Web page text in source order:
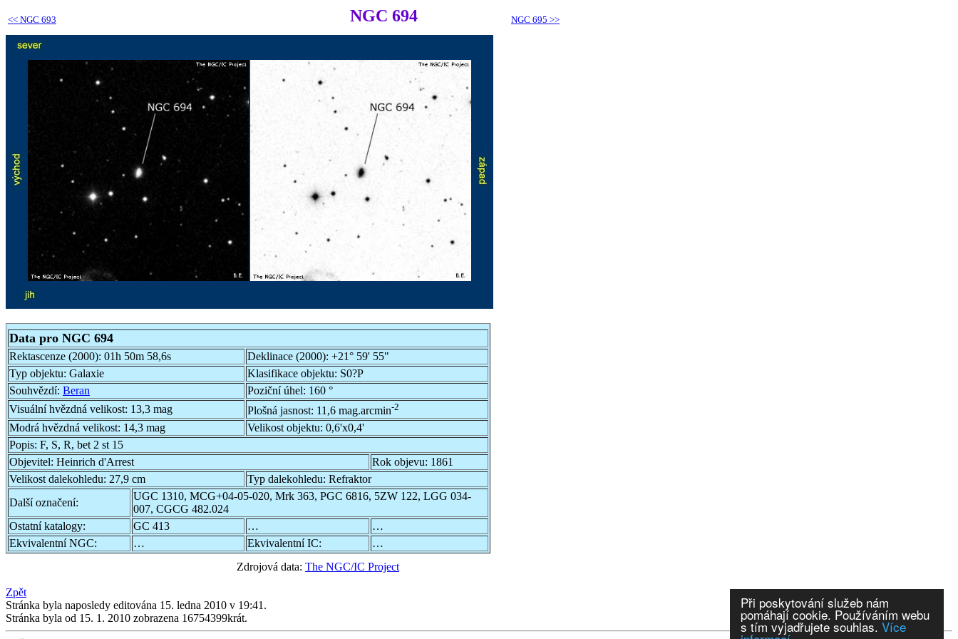
Při poskytování služeb nám
pomáhají cookie. Používáním webu
s tím vyjadřujete souhlas. Více
<< NGC 693 NGC 694 NGC 695 >>
Data pro NGC 694
Rektascenze (2000): 01h 50m 58,6s Deklinace (2000): +21° 59' 55"
Typ objektu: Galaxie Klasifikace objektu: S0?P
Souhvězdí: Beran Poziční úhel: 160 °
Visuální hvězdná velikost: 13,3 mag Plošná jasnost: 11,6 mag.arcmin-2
Modrá hvězdná velikost: 14,3 mag Velikost objektu: 0,6'x0,4'
Popis: F, S, R, bet 2 st 15
Objevitel: Heinrich d'Arrest Rok objevu: 1861
Velikost dalekohledu: 27,9 cm Typ dalekohledu: Refraktor
Další označení:
UGC 1310, MCG+04-05-020, Mrk 363, PGC 6816, 5ZW 122, LGG 034-
007, CGCG 482.024
Ostatní katalogy:
GC 413 …
…
Ekvivalentní NGC:
… Ekvivalentní IC:
…
Zdrojová data: The NGC/IC Project
Zpět
Stránka byla naposledy editována 15. ledna 2010 v 19:41.
Stránka byla od 15. 1. 2010 zobrazena 16754399krát.